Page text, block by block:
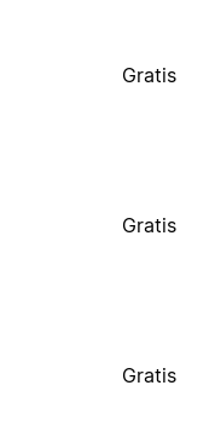
Gratis
Gratis
Gratis